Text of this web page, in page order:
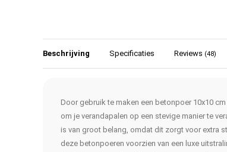
Beschrijving Specificaties Reviews (48)
Door gebruik te maken een betonpoer 10x10
om je verandapalen op een stevige manier te
is van groot belang, omdat dit zorgt voor extra
deze betonpoeren voorzien van een luxe